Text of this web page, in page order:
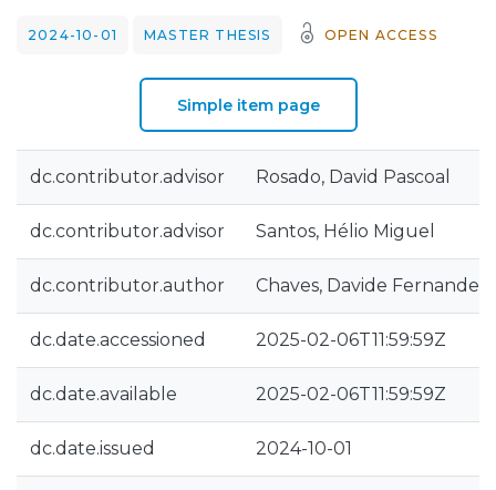
2024-10-01 MASTER THESIS OPEN ACCESS
Simple item page
dc.contributor.advisor Rosado, David Pascoal
dc.contributor.advisor Santos, Hélio Miguel
dc.contributor.author Chaves, Davide Fernandes
dc.date.accessioned 2025-02-06T11:59:59Z
dc.date.available 2025-02-06T11:59:59Z
dc.date.issued 2024-10-01